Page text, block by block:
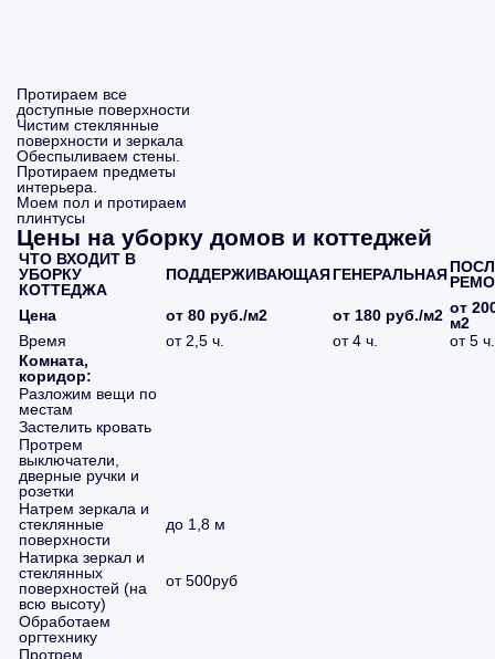
Протираем все
доступные поверхности
Чистим стеклянные
поверхности и зеркала
Обеспыливаем стены.
Протираем предметы
интерьера.
Моем пол и протираем
плинтусы
Цены на уборку домов и коттеджей
ЧТО ВХОДИТ В
УБОРКУ
КОТТЕДЖА
ПОДДЕРЖИВАЮЩАЯГЕНЕРАЛЬНАЯ
Цена
от 80 руб./м2 от 180 руб./м2 от
м2
Время
от 2,5 ч. от 4 ч.
от 5 ч.
Комната,
коридор:
Разложим вещи по
местам
Застелить кровать
Протрем
выключатели,
дверные ручки и
розетки
Натрем зеркала и
стеклянные
поверхности
до 1,8 м
Натирка зеркал и
стеклянных
поверхностей (на
всю высоту)
от 500руб
Обработаем
оргтехнику
Протрем